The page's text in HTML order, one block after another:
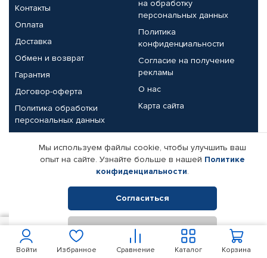
Войти Избранное Сравнение Корзина
Каталог
Контакты
Оплата
Доставка
Обмен и возврат
Гарантия
Договор-оферта
Политика обработки
персональных данных
на обработку
персональных данных
Политика
конфиденциальности
Согласие на получение
рекламы
О нас
Карта сайта
Партнерам
Корпоративным клиентам
Поставщикам
Реквизиты компании
© КАМАЗ ЦЕНТР ДОНЕЦК, 2015-2026. Все права защищены.
Интернет-магазин автомобильных товаров Автопрофи.
Мы используем файлы cookie, чтобы улучшить ваш
опыт на сайте. Узнайте больше в нашей Политике
конфиденциальности.
Согласиться
Отклонить
15 В корзину